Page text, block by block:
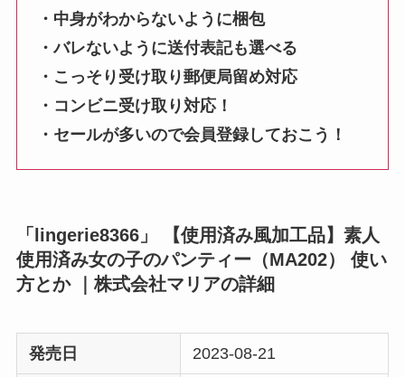
・中身がわからないように梱包
・バレないように送付表記も選べる
・こっそり受け取り郵便局留め対応
・コンビニ受け取り対応！
・セールが多いので会員登録しておこう！
「lingerie8366」 【使用済み風加工品】素人
使用済み女の子のパンティー（MA202） 使い
方とか ｜株式会社マリアの詳細
発売日 2023-08-21